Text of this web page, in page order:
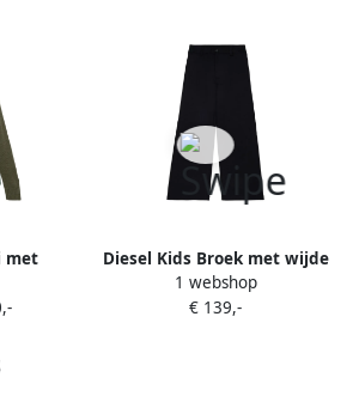
met
logo
Diesel Kids Broek met wijde
pijpen en geborduurd logo
Zwart
1 webshop
€ 139,-